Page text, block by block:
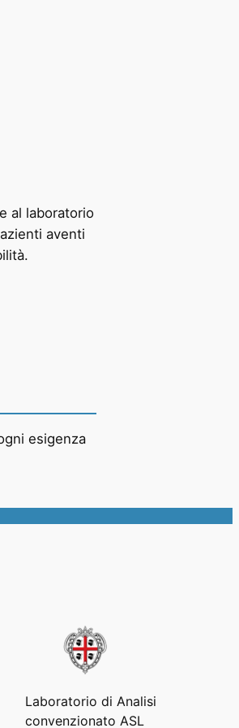
al laboratorio
aventi
esigenza
Laboratorio di Analisi
convenzionato ASL